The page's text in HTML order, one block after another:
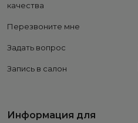
качества
Перезвоните мне
Задать вопрос
Запись в салон
Информация для